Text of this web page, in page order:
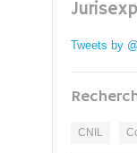
Tweets by
CNIL